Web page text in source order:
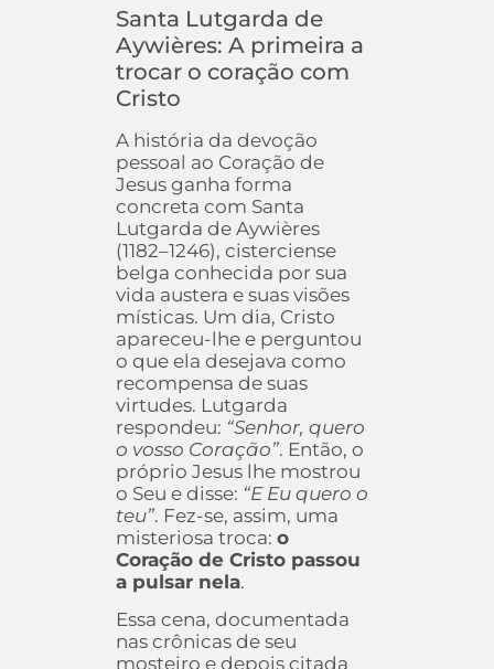
Santa Lutgarda de
Aywières: A primeira a
trocar o coração com
Cristo
A história da devoção
pessoal ao Coração de
Jesus ganha forma
concreta com Santa
Lutgarda de Aywières
(1182–1246), cisterciense
belga conhecida por sua
vida austera e suas visões
místicas. Um dia, Cristo
apareceu-lhe e perguntou
o que ela desejava como
recompensa de suas
virtudes. Lutgarda
respondeu: “Senhor, quero
o vosso Coração”. Então, o
próprio Jesus lhe mostrou
o Seu e disse: “E Eu quero o
teu”. Fez-se, assim, uma
misteriosa troca: o
Coração de Cristo passou
a pulsar nela.
Essa cena, documentada
nas crônicas de seu
mosteiro e depois citada